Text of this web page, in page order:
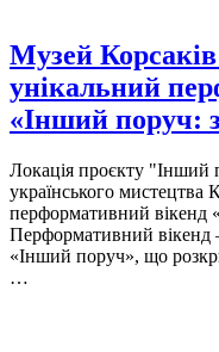
Музей
унікальний
«Інший поруч:
Локація проєкту "Інший
українського мистецтва
перформативний вікенд
Перформативний вікенд
«Інший поруч», що
…